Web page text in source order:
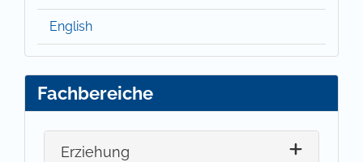
English
Fachbereiche
Erziehung